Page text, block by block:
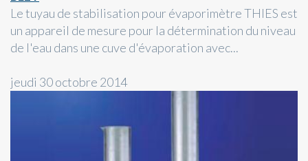
Le tuyau de stabilisation pour évaporimètre THIES est
un appareil de mesure pour la détermination du niveau
de l'eau dans une cuve d'évaporation avec...
jeudi 30 octobre 2014